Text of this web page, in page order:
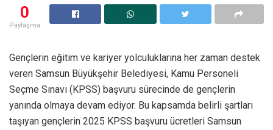
0
Paylaşma
Gençlerin eğitim ve kariyer yolculuklarına her zaman destek
veren Samsun Büyükşehir Belediyesi, Kamu Personeli
Seçme Sınavı (KPSS) başvuru sürecinde de gençlerin
yanında olmaya devam ediyor. Bu kapsamda belirli şartları
taşıyan gençlerin 2025 KPSS başvuru ücretleri Samsun